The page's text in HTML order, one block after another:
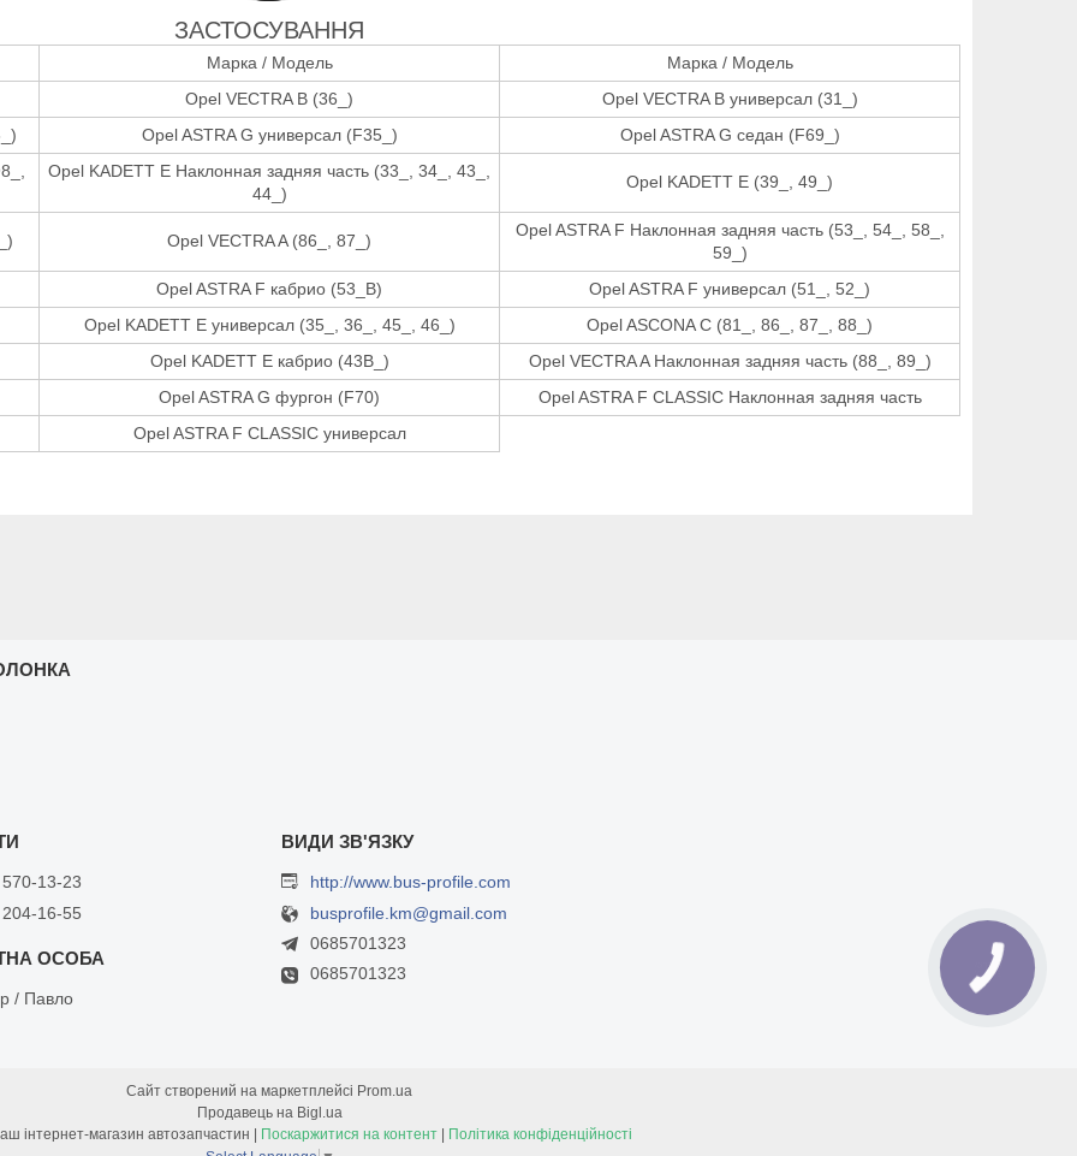
ЗАСТОСУВАННЯ
Марка / Модель
Марка / Модель
Opel VECTRA B (36_)
Opel VECTRA B универсал (31_)
Opel ASTRA G универсал (F35_)
Opel ASTRA G седан (F69_)
Opel KADETT E Наклонная задняя часть (33_, 34_, 43_,
44_)
Opel KADETT E (39_, 49_)
Opel VECTRA A (86_, 87_)
Opel ASTRA F Наклонная задняя часть (53_, 54_, 58_,
59_)
Opel ASTRA F кабрио (53_B)
Opel ASTRA F универсал (51_, 52_)
Opel KADETT E универсал (35_, 36_, 45_, 46_)
Opel ASCONA C (81_, 86_, 87_, 88_)
Opel KADETT E кабрио (43B_)
Opel VECTRA A Наклонная задняя часть (88_, 89_)
Opel ASTRA G фургон (F70)
Opel ASTRA F CLASSIC Наклонная задняя часть
Opel ASTRA F CLASSIC универсал
13-23
16-55
/ Павло
http://www.bus-profile.com
busprofile.km@gmail.com
0685701323
0685701323
Сайт створений на маркетплейсі Prom.ua
Продавець на Bigl.ua
Поскаржитися на контент
Політика конфіденційності